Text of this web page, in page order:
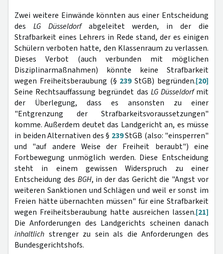
Zwei weitere Einwände könnten aus einer Entscheidung
des LG Düsseldorfabgeleitet werden, in der die
Strafbarkeit eines Lehrers in Rede stand, der es einigen
Schülern verboten hatte, den Klassenraum zu verlassen.
Dieses Verbot (auch verbunden mit möglichen
Disziplinarmaßnahmen) könnte keine Strafbarkeit
wegen Freiheitsberaubung (§ 239StGB) begründen.[20]
Seine Rechtsauffassung begründet das LG Düsseldorfmit
der Überlegung, dass es ansonsten zu einer
"Entgrenzung der Strafbarkeitsvoraussetzungen"
komme. Außerdem deutet das Landgericht an, es müsse
in beiden Alternativen des § 239StGB (also: "einsperren"
und "auf andere Weise der Freiheit beraubt") eine
Fortbewegung unmöglich werden. Diese Entscheidung
steht in einem gewissen Widerspruch zu einer
Entscheidung des BGH, in der das Gericht die "Angst vor
weiteren Sanktionen und Schlägen und weil er sonst im
Freien hätte übernachten müssen" für eine Strafbarkeit
wegen Freiheitsberaubung hatte ausreichen lassen.[21]
Die Anforderungen des Landgerichts scheinen danach
inhaltlich strenger zu sein als die Anforderungen des
Bundesgerichtshofs.